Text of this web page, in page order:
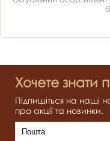
Хочете
Підпишіться на наші
про акції та новинки.